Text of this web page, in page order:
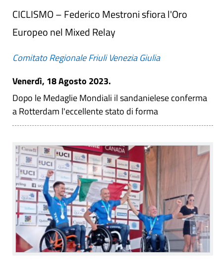
CICLISMO – Federico Mestroni sfiora l'Oro
Europeo nel Mixed Relay
Comitato Regionale Friuli Venezia Giulia
Venerdì, 18 Agosto 2023.
Dopo le Medaglie Mondiali il sandanielese conferma
a Rotterdam l'eccellente stato di forma